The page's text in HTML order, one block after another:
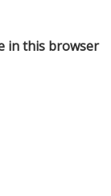
in this browser